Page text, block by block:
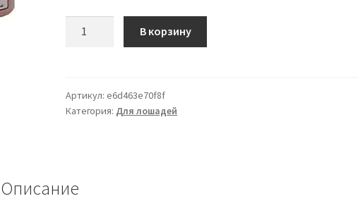
Horse
Fly
В корзину
Артикул:e6d463e70f8f
Категория: Для лошадей
Описание